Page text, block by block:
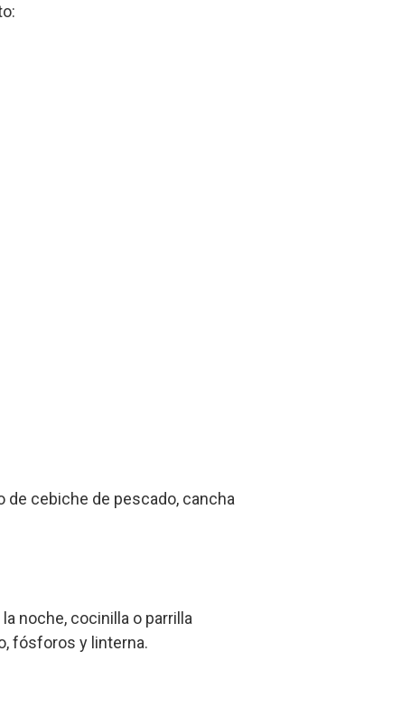
de cebiche de pescado, cancha
noche, cocinilla o parrilla
fósforos y linterna.